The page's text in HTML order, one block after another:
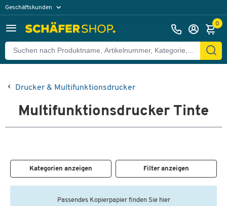
Geschäftskunden
0
Drucker & Multifunktionsdrucker
Multifunktionsdrucker Tinte
Kategorien anzeigen Filter anzeigen
Passendes Kopierpapier finden Sie hier